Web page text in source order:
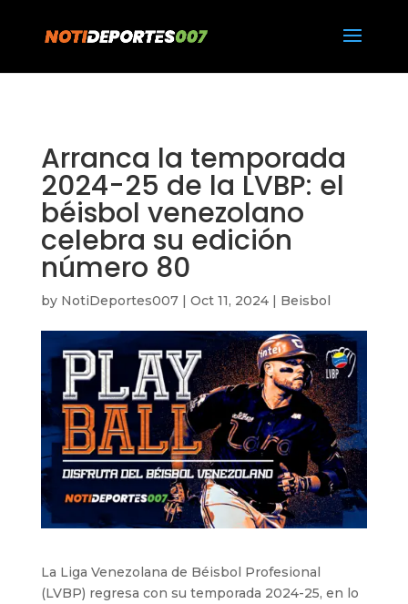
Arranca la temporada
2024-25 de la LVBP: el
béisbol venezolano
celebra su edición
número 80
by NotiDeportes007| Oct 11, 2024| Beisbol
La Liga Venezolana de Béisbol Profesional
(LVBP) regresa con su temporada 2024-25, en lo